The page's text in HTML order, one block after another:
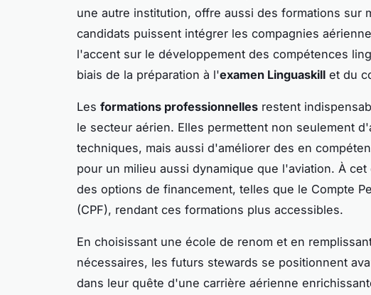
une autre institution, offre aussi des formations sur
candidats puissent intégrer les compagnies
l'accent sur le développement des compétences
biais de la préparation à l'examen Linguaskill et du
Les formations professionnelles restent
le secteur aérien. Elles permettent non seulement
techniques, mais aussi d'améliorer des en
pour un milieu aussi dynamique que l'aviation. À
des options de financement, telles que le Compte
(CPF), rendant ces formations plus accessibles.
En choisissant une école de renom et en
nécessaires, les futurs stewards se positionnent
dans leur quête d'une carrière aérienne